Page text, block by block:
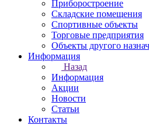
Приборостроение
Складские помещения
Спортивные объекты
Торговые предприятия
Объекты другого
Информация
Назад
Информация
Акции
Новости
Статьи
Контакты